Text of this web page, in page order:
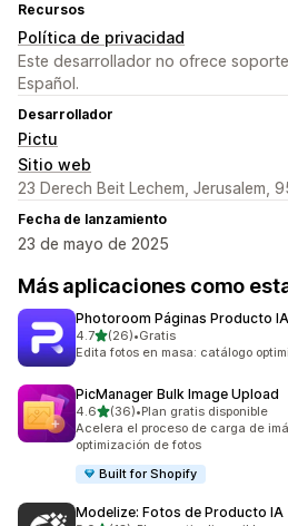
Recursos
Política de privacidad
Este desarrollador no ofrece
Español.
Desarrollador
Pictu
Sitio web
23 Derech Beit Lechem, Jerusalem,
Fecha de lanzamiento
23 de mayo de 2025
Más aplicaciones como
Photoroom Páginas Producto IA
4.7de 5 estrellas
(26)
26 reseñas en total
•Gratis
Edita fotos en masa: catálogo
PicManager Bulk Image Upload
4.6de 5 estrellas
(36)
36 reseñas en total
•Plan gratis disponible
Acelera el proceso de carga de
optimización de fotos
Built for Shopify
Modelize: Fotos de Producto IA